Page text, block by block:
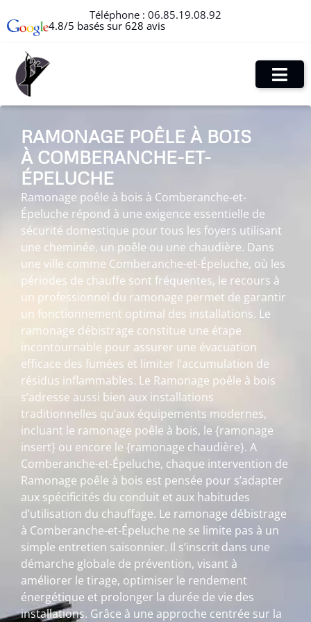
Téléphone : 06.85.19.08.92
4.8/5 basés sur 628 avis
RAMONAGE POÊLE À BOIS
À COMBERANCHE-ET-
ÉPELUCHE
Ramonage poêle à bois à Comberanche-et-
Épeluche répond à une exigence essentielle de
sécurité domestique pour tous les foyers utilisant
une cheminée, un poêle ou une chaudière. Dans
une ville comme Comberanche-et-Épeluche, où les
périodes de chauffe sont fréquentes, le recours à
un professionnel du ramonage permet de garantir
un fonctionnement optimal des installations. Le
ramonage débistrage constitue une étape
incontournable pour assurer une évacuation
efficace des fumées et limiter l’accumulation de
résidus inflammables. Le Ramonage poêle à bois
s’adresse aussi bien aux installations
traditionnelles qu’aux équipements modernes,
incluant le ramonage poêle à bois, le {ramonage
insert} ou encore le {ramonage chaudière}. A
Comberanche-et-Épeluche, chaque intervention de
Ramonage poêle à bois est pensée pour s’adapter
aux spécificités du conduit et aux habitudes
d’utilisation du chauffage. Le ramonage débistrage
à Comberanche-et-Épeluche ne se limite pas à un
simple entretien saisonnier. Il s’inscrit dans une
démarche globale de prévention, visant à
améliorer le tirage, optimiser le rendement
énergétique et prolonger la durée de vie des
installations. Grâce à une approche centrée sur la